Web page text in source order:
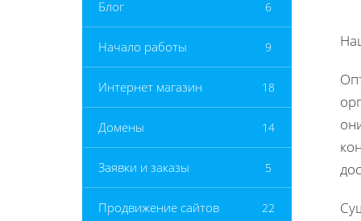
Блог 6
Начало работы 9
Интернет магазин 18
Домены 14
Заявки и заказы 5
Продвижение сайтов 22